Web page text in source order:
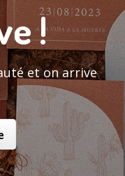
!
et on arrive